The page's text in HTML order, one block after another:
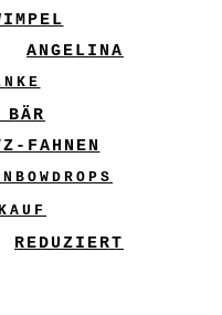
ANGELINA
FAHNEN
REDUZIERT